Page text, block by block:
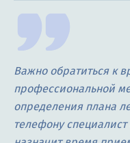
Важно обратиться к
профессиональной
определения плана
телефону